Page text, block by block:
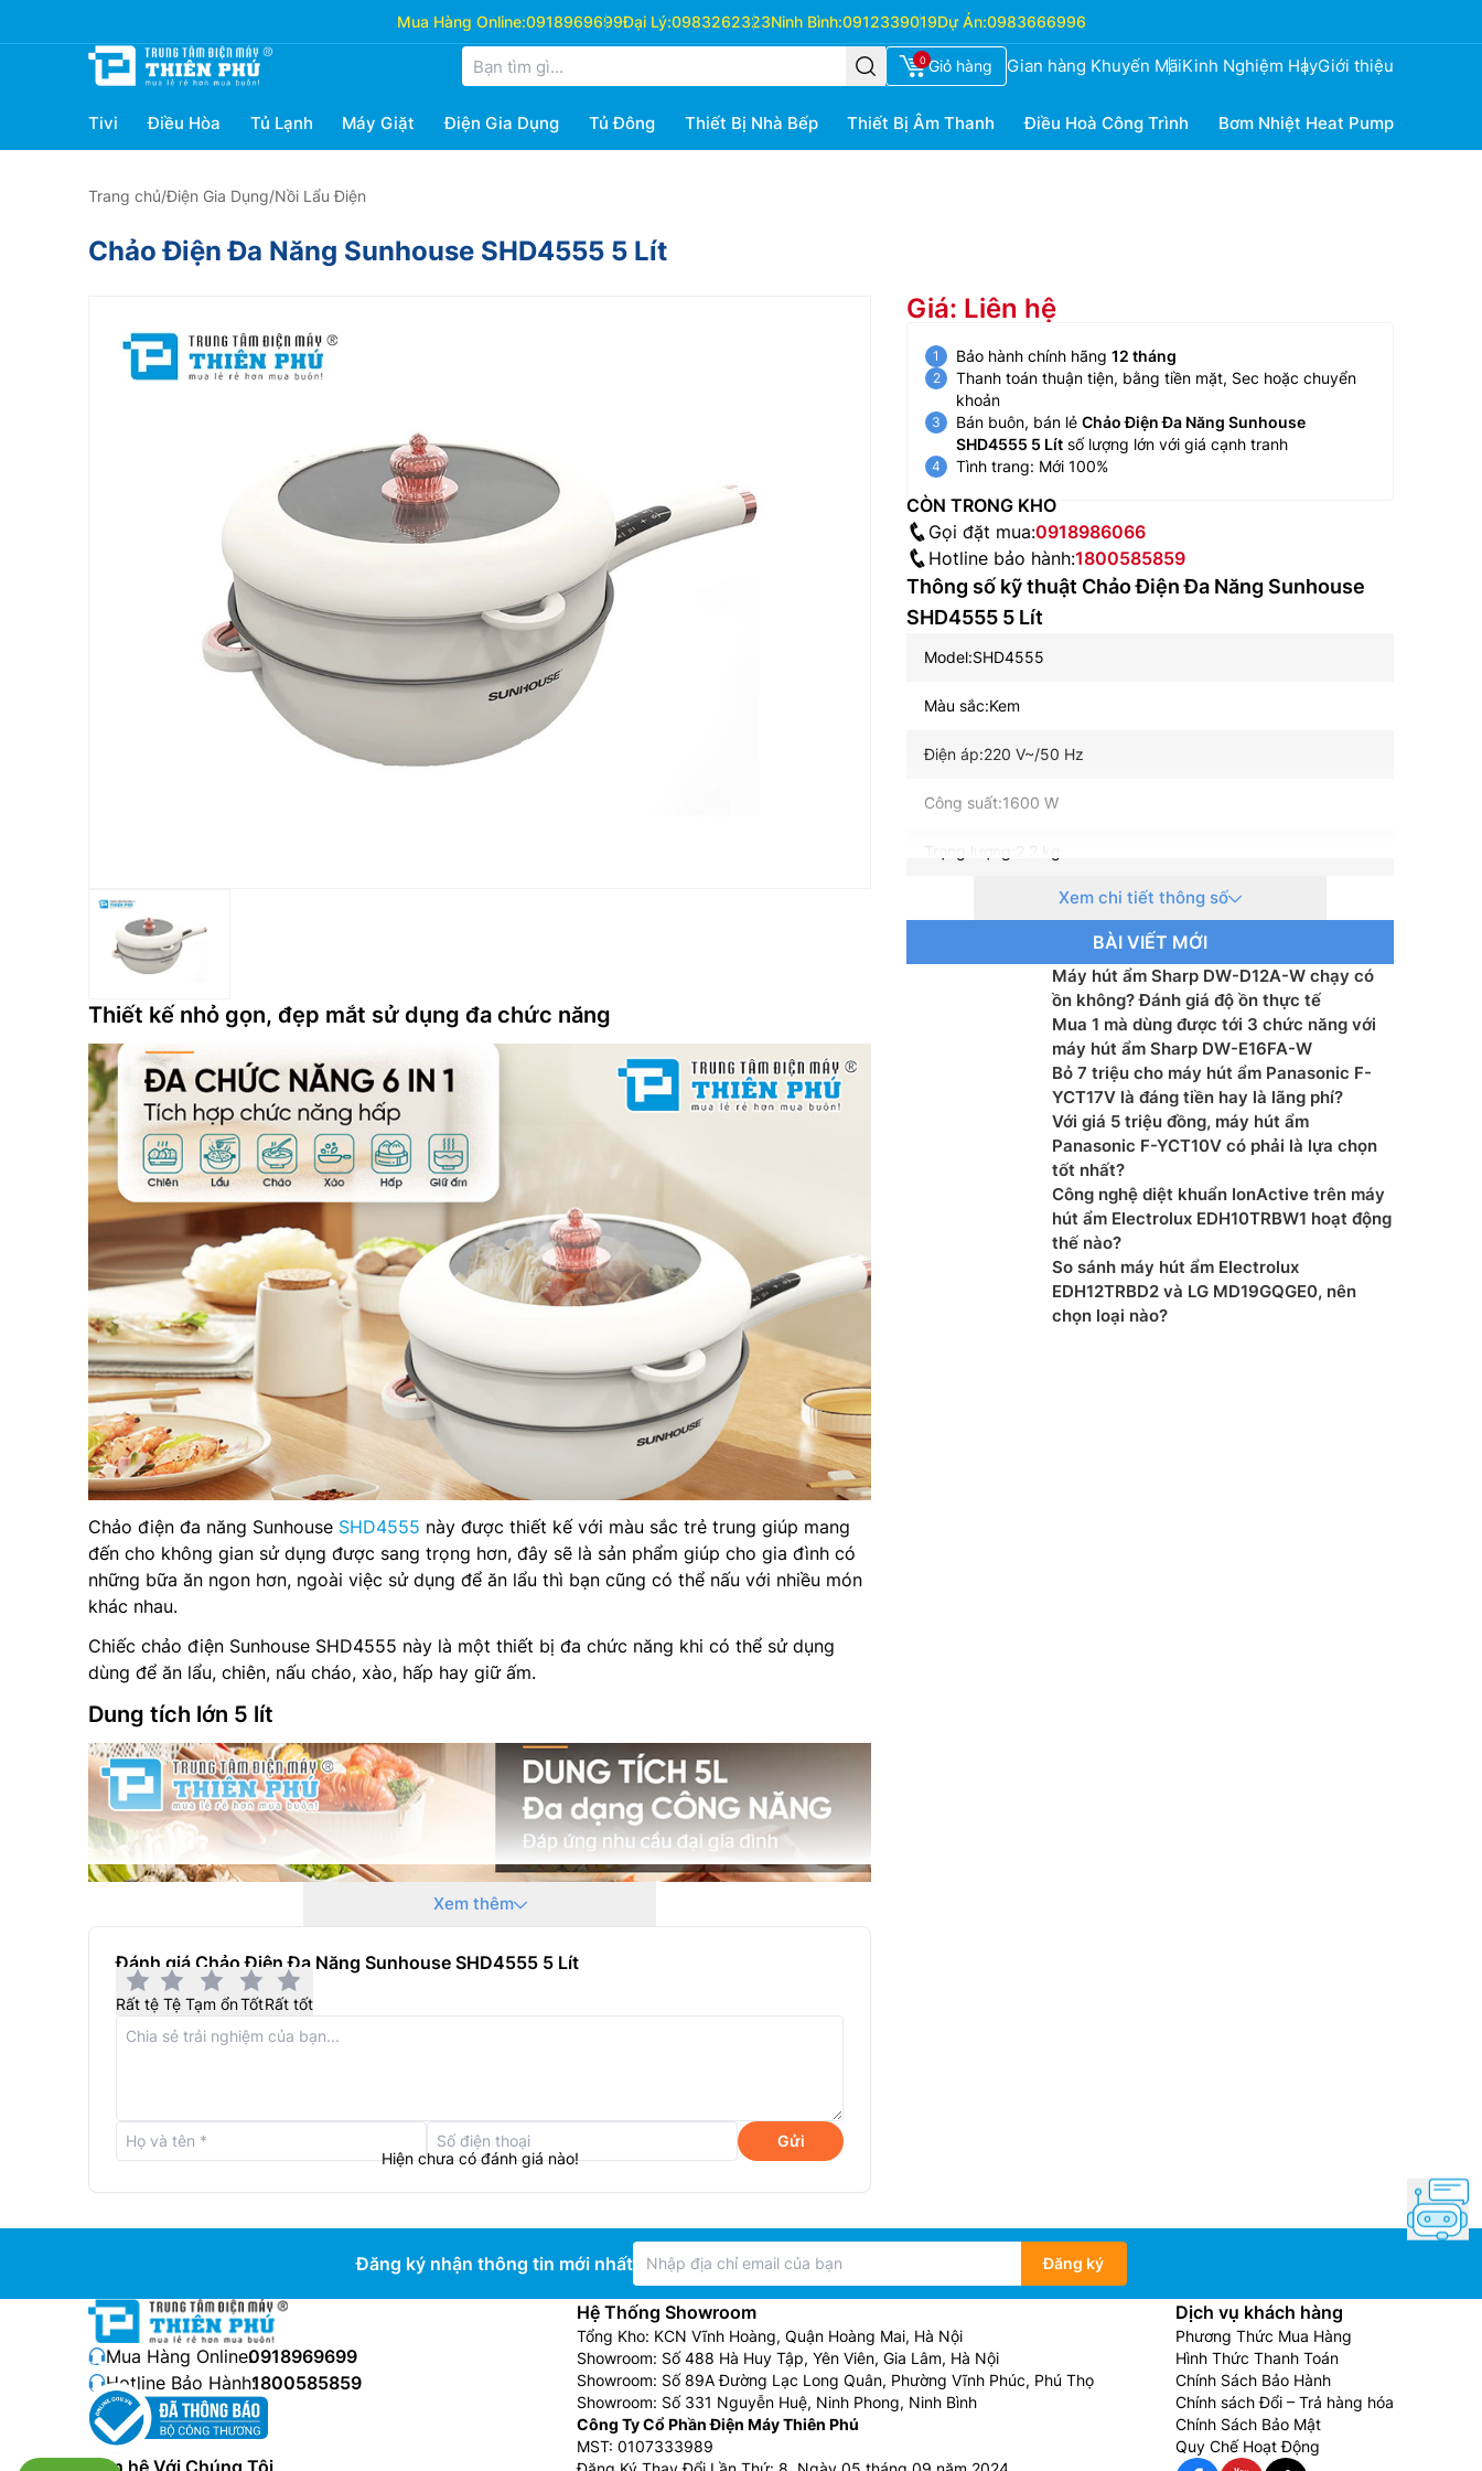
Mua Hàng Online:0918969699Đại Lý:0983262323Ninh Bình:0912339019Dự Án:0983666996
0 Giỏ hàng Gian hàng Khuyến MãiKinh Nghiệm HayGiới thiệu
Tivi Điều Hòa Tủ Lạnh Máy Giặt Điện Gia Dụng Tủ Đông Thiết Bị Nhà Bếp Thiết Bị Âm Thanh Điều Hoà Công Trình Bơm Nhiệt Heat Pump
Trang chủ/Điện Gia Dụng/Nồi Lẩu Điện
Chảo Điện Đa Năng Sunhouse SHD4555 5 Lít
Thiết kế nhỏ gọn, đẹp mắt sử dụng đa chức năng
Chảo điện đa năng Sunhouse SHD4555 này được thiết kế với màu sắc trẻ trung giúp mang
đến cho không gian sử dụng được sang trọng hơn, đây sẽ là sản phẩm giúp cho gia đình có
những bữa ăn ngon hơn, ngoài việc sử dụng để ăn lẩu thì bạn cũng có thể nấu với nhiều món
khác nhau.
Chiếc chảo điện Sunhouse SHD4555 này là một thiết bị đa chức năng khi có thể sử dụng
dùng để ăn lẩu, chiên, nấu cháo, xào, hấp hay giữ ấm.
Dung tích lớn 5 lít
Sunhouse SHD4555 có dung tích lớn lên tới 5 lít phù hợp với đại gia đình trong các buổi ăn
liên hoan, họp mặt hay phục vụ cho gia đình.
Giữ nhiệt lâu hơn.
Xem thêm
Đánh giá Chảo Điện Đa Năng Sunhouse SHD4555 5 Lít
Rất tệ Tệ Tạm ổnTốtRất tốt
Gửi
Hiện chưa có đánh giá nào!
Giá: Liên hệ
Bảo hành chính hãng 12 tháng
Thanh toán thuận tiện, bằng tiền mặt, Sec hoặc chuyển
khoản
Bán buôn, bán lẻ Chảo Điện Đa Năng Sunhouse
SHD4555 5 Lít số lượng lớn với giá cạnh tranh
Tình trang: Mới 100%
CÒN TRONG KHO
Gọi đặt mua:0918986066
Hotline bảo hành:1800585859
Thông số kỹ thuật Chảo Điện Đa Năng Sunhouse
SHD4555 5 Lít
Model:SHD4555
Màu sắc:Kem
Điện áp:220 V~/50 Hz
Công suất:1600 W
Trọng lượng:2.2 kg
Chức năng:Chiên, Lẩu, Cháo, Xào, Hấp, Giữ ấm
Vung/nắp:Vung nhựa và kính
Bảng điều khiển/Bộ điều chỉnh nhiệt:Cảm ứng
Khóa trẻ em:Không
Thương hiệu:SUNHOUSE
Xuất xứ:Trung Quốc
Xem chi tiết thông số
BÀI VIẾT MỚI
Máy hút ẩm Sharp DW-D12A-W chạy có
ồn không? Đánh giá độ ồn thực tế
Mua 1 mà dùng được tới 3 chức năng với
máy hút ẩm Sharp DW-E16FA-W
Bỏ 7 triệu cho máy hút ẩm Panasonic F-
YCT17V là đáng tiền hay là lãng phí?
Với giá 5 triệu đồng, máy hút ẩm
Panasonic F-YCT10V có phải là lựa chọn
tốt nhất?
Công nghệ diệt khuẩn IonActive trên máy
hút ẩm Electrolux EDH10TRBW1 hoạt động
thế nào?
So sánh máy hút ẩm Electrolux
EDH12TRBD2 và LG MD19GQGE0, nên
chọn loại nào?
Đăng ký nhận thông tin mới nhất Đăng ký
Mua Hàng Online:0918969699
Hotline Bảo Hành:1800585859
Liên hệ Với Chúng Tôi
Hệ Thống Showroom
Tổng Kho: KCN Vĩnh Hoàng, Quận Hoàng Mai, Hà Nội
Showroom: Số 488 Hà Huy Tập, Yên Viên, Gia Lâm, Hà Nội
Showroom: Số 89A Đường Lạc Long Quân, Phường Vĩnh Phúc, Phú Thọ
Showroom: Số 331 Nguyễn Huệ, Ninh Phong, Ninh Bình
Công Ty Cổ Phần Điện Máy Thiên Phú
MST: 0107333989
Dịch vụ khách hàng
Phương Thức Mua Hàng
Hình Thức Thanh Toán
Chính Sách Bảo Hành
Chính sách Đổi – Trả hàng hóa
Chính Sách Bảo Mật
Quy Chế Hoạt Động